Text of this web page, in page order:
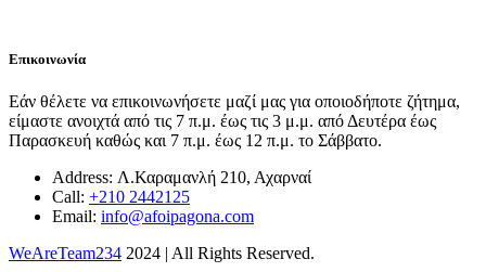
Επικοινωνία
Εάν θέλετε να επικοινωνήσετε μαζί μας για οποιοδήποτε ζήτημα,
είμαστε ανοιχτά από τις 7 π.μ. έως τις 3 μ.μ. από Δευτέρα έως
Παρασκευή καθώς και 7 π.μ. έως 12 π.μ. το Σάββατο.
Address: Λ.Καραμανλή 210, Αχαρναί
Call: +210 2442125
Email: info@afoipagona.com
WeAreTeam234 2024 | All Rights Reserved.